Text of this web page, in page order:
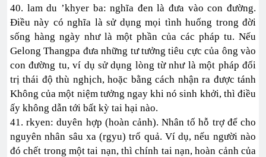
40. lam du ’khyer ba: nghĩa đen là đưa vào con đường.
Điều này có nghĩa là sử dụng mọi tình huống trong đời
sống hàng ngày như là một phần của các pháp tu. Nếu
Gelong Thangpa đưa những tư tưởng tiêu cực của ông vào
con đường tu, ví dụ sử dụng lòng từ như là một pháp đối
trị thái độ thù nghịch, hoặc bằng cách nhận ra được tánh
Không của một niệm tưởng ngay khi nó sinh khởi, thì điều
ấy không dẫn tới bất kỳ tai hại nào.
41. rkyen: duyên hợp (hoàn cảnh). Nhân tố hỗ trợ để cho
nguyên nhân sâu xa (rgyu) trổ quả. Ví dụ, nếu người nào
đó chết trong một tai nạn, thì chính tai nạn, hoàn cảnh của